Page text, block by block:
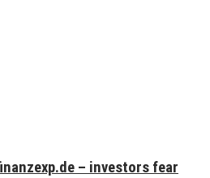
– investors fear